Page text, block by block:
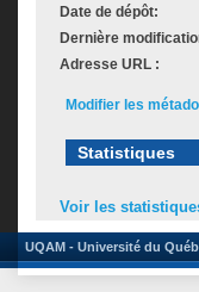
Date de dépôt:
Dernière
Adresse URL :
Modifier les
Statistiques
Voir les
UQAM - Université du